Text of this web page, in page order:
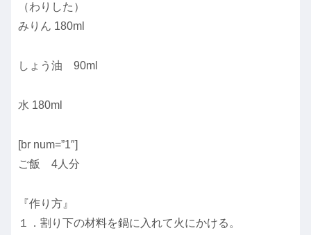
（わりした）
みりん 180ml
しょう油 90ml
水 180ml
[br num=”1″]
ご飯 4人分
『作り方』
１．割り下の材料を鍋に入れて火にかける。